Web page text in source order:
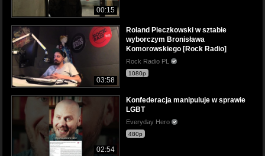
00:15
03:58
Roland Pieczkowski w sztabie
wyborczym Bronisława
Komorowskiego [Rock Radio]
Rock Radio PL
1080p
02:54
Konfederacja manipuluje w sprawie
LGBT
Everyday Hero
480p